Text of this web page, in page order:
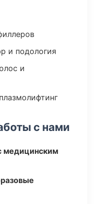
и подология
и
с нами
медицинским